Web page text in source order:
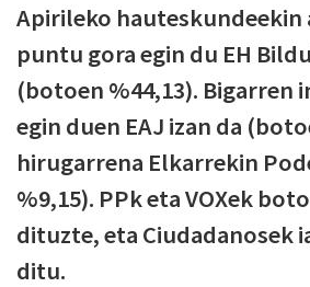
Apirileko hauteskundeekin
puntu gora egin du EH
(botoen %44,13). Bigarren
egin duen EAJ izan da
hirugarrena Elkarrekin
%9,15). PPk eta VOXek
dituzte, eta Ciudadanosek
ditu.